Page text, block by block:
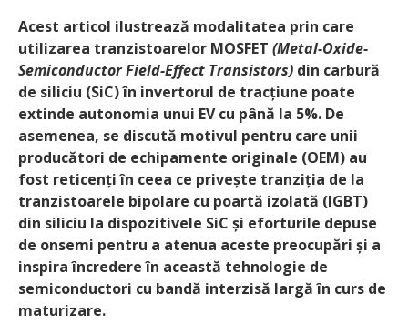
Acest articol ilustrează modalitatea prin care
utilizarea tranzistoarelor MOSFET (Metal-Oxide-
Semiconductor Field-Effect Transistors) din carbură
de siliciu (SiC) în invertorul de tracțiune poate
extinde autonomia unui EV cu până la 5%. De
asemenea, se discută motivul pentru care unii
producători de echipamente originale (OEM) au
fost reticenți în ceea ce privește tranziția de la
tranzistoarele bipolare cu poartă izolată (IGBT)
din siliciu la dispozitivele SiC și eforturile depuse
de onsemi pentru a atenua aceste preocupări și a
inspira încredere în această tehnologie de
semiconductori cu bandă interzisă largă în curs de
maturizare.